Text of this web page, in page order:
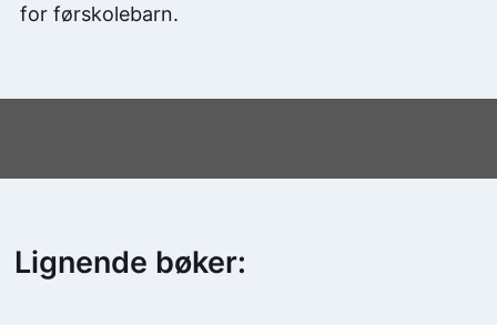
for førskolebarn.
Lignende bøker: